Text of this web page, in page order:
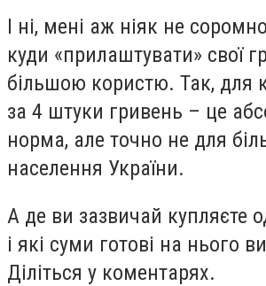
І ні, мені аж ніяк не
куди «прилаштувати» свої
більшою користю. Так, для
за 4 штуки гривень – це
норма, але точно не для
населення України.
А де ви зазвичай купляєте
і які суми готові на нього
Діліться у коментарях.